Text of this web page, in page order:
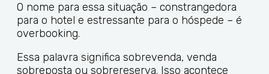
O nome para essa situação – constrangedora
para o hotel e estressante para o hóspede – é
overbooking.
Essa palavra significa sobrevenda, venda
sobreposta ou sobrereserva. Isso acontece